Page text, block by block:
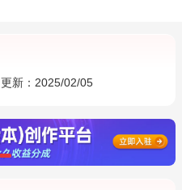
更新：2025/02/05